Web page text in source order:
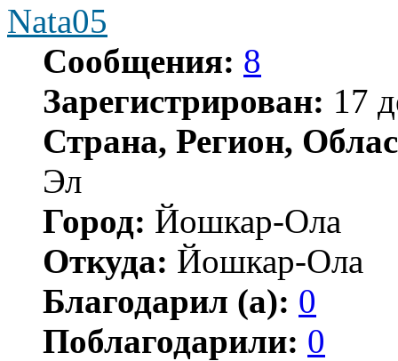
Nata05
Сообщения: 8
Зарегистрирован: 17
Страна, Регион,
Эл
Город: Йошкар-Ола
Откуда: Йошкар-Ола
Благодарил (а): 0
Поблагодарили: 0